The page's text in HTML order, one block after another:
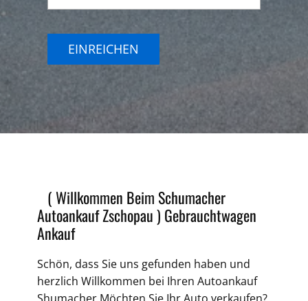
EINREICHEN
( Willkommen Beim Schumacher
Autoankauf Zschopau ) Gebrauchtwagen
Ankauf
Schön, dass Sie uns gefunden haben und
herzlich Willkommen bei Ihren Autoankauf